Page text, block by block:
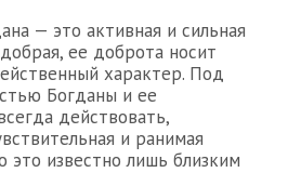
— это активная и сильная
ее доброта носит
характер. Под
Богданы и ее
действовать,
и ранимая
это известно лишь близким